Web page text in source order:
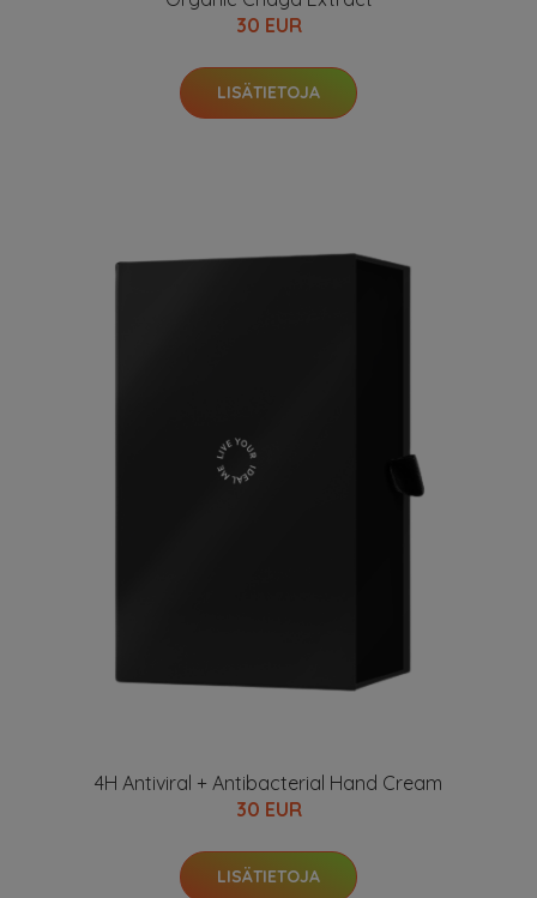
30 EUR
LISÄTIETOJA
4H Antiviral + Antibacterial Hand Cream
30 EUR
LISÄTIETOJA